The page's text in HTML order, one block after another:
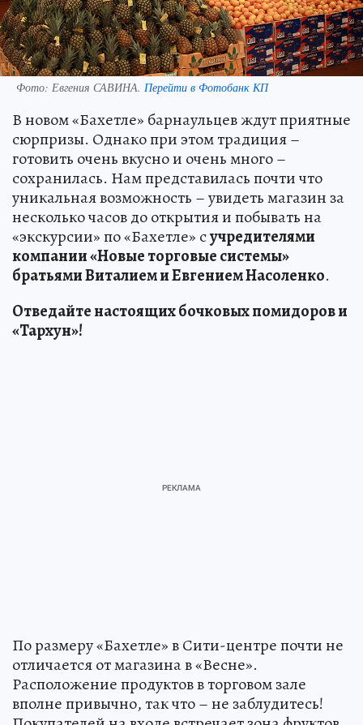
Фото: Евгения САВИНА. Перейти в Фотобанк КП
В новом «Бахетле» барнаульцев ждут приятные
сюрпризы. Однако при этом традиция –
готовить очень вкусно и очень много –
сохранилась. Нам представилась почти что
уникальная возможность – увидеть магазин за
несколько часов до открытия и побывать на
«экскурсии» по «Бахетле» сучредителями
компании «Новые торговые системы»
братьями Виталием и Евгением Насоленко.
Отведайте настоящих бочковых помидоров и
«Тархун»!
По размеру «Бахетле» в Сити-центре почти не
отличается от магазина в «Весне».
Расположение продуктов в торговом зале
вполне привычно, так что – не заблудитесь!